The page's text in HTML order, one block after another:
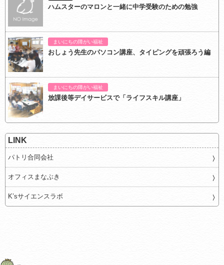
ハムスターのマロンと一緒に中学受験のための勉強
まいにちの障がい福祉
おしょう先生のパソコン講座、タイピングを頑張ろう編
まいにちの障がい福祉
放課後等デイサービスで「ライフスキル講座」
LINK
パトリ合同会社
オフィスまなぶき
K’sサイエンスラボ